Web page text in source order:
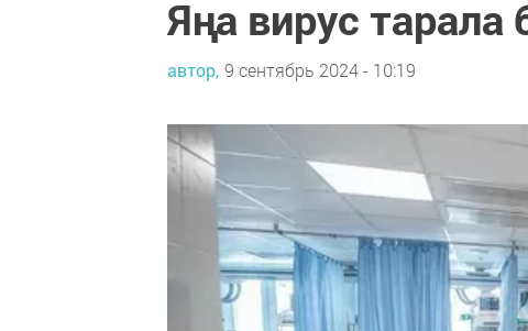
Яңа вирус тарала
автор, 9 сентябрь 2024 - 10:19